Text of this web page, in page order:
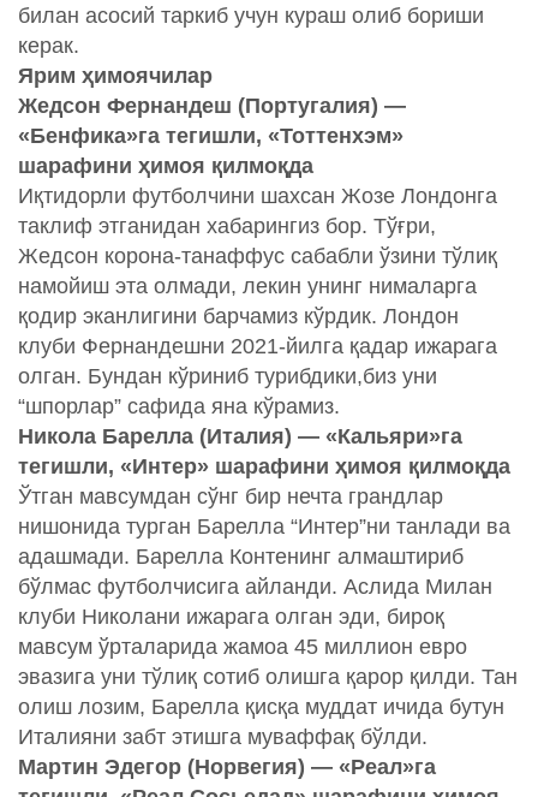
билан асосий таркиб учун кураш олиб бориши
керак.
Ярим ҳимоячилар
Жедсон Фернандеш (Португалия) —
«Бенфика»га тегишли, «Тоттенхэм»
шарафини ҳимоя қилмоқда
Иқтидорли футболчини шахсан Жозе Лондонга
таклиф этганидан хабарингиз бор. Тўғри,
Жедсон корона-танаффус сабабли ўзини тўлиқ
намойиш эта олмади, лекин унинг нималарга
қодир эканлигини барчамиз кўрдик. Лондон
клуби Фернандешни 2021-йилга қадар ижарага
олган. Бундан кўриниб турибдики,биз уни
“шпорлар” сафида яна кўрамиз.
Никола Барелла (Италия) — «Кальяри»га
тегишли, «Интер» шарафини ҳимоя қилмоқда
Ўтган мавсумдан сўнг бир нечта грандлар
нишонида турган Барелла “Интер”ни танлади ва
адашмади. Барелла Контенинг алмаштириб
бўлмас футболчисига айланди. Аслида Милан
клуби Николани ижарага олган эди, бироқ
мавсум ўрталарида жамоа 45 миллион евро
эвазига уни тўлиқ сотиб олишга қарор қилди. Тан
олиш лозим, Барелла қисқа муддат ичида бутун
Италияни забт этишга муваффақ бўлди.
Мартин Эдегор (Норвегия) — «Реал»га